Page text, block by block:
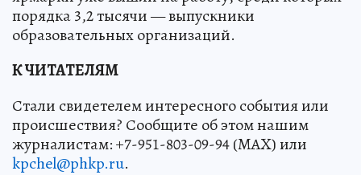
порядка 3,2 тысячи — выпускники
образовательных организаций.
К ЧИТАТЕЛЯМ
Стали свидетелем интересного события или
происшествия? Сообщите об этом нашим
журналистам: +7-951-803-09-94 (MAX) или
kpchel@phkp.ru.